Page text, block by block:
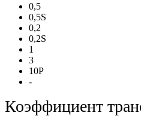
0,5
0,5S
0,2
0,2S
1
3
10P
-
Коэффициент